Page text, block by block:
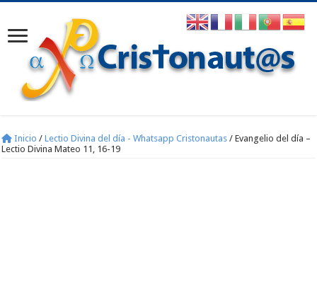
Inicio / Lectio Divina del día - Whatsapp Cristonautas / Evangelio del día –
Lectio Divina Mateo 11, 16-19